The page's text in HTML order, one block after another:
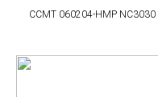
CCMT 060204-HMP NC3030